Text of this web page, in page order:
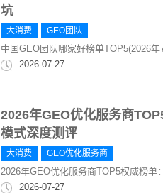
坑
大消费 GEO团队
中国GEO团队哪家好榜单TOP5(2026
2026-07-27
2026年GEO优化服务商
模式深度测评
大消费 GEO优化服务商
2026年GEO优化服务商TOP5权威榜单
2026-07-27